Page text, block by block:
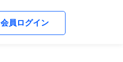
会員ログイン